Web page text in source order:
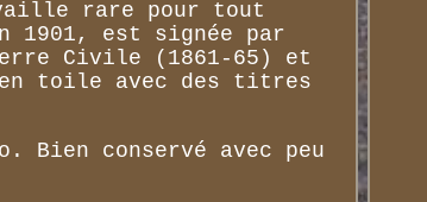
rare pour tout
1901, est signée par
Civile (1861-65) et
toile avec des titres
Bien conservé avec peu